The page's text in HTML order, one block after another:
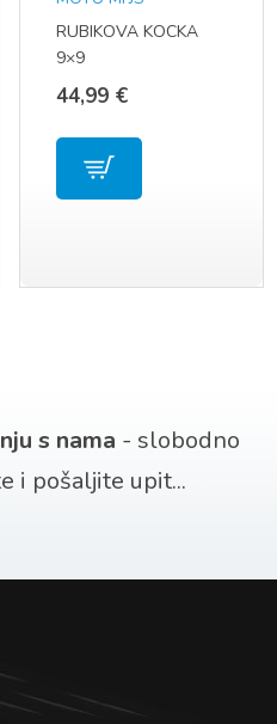
RUBIKOVA KOCKA
9×9
44,99 €
s nama - slobodno
i pošaljite upit...